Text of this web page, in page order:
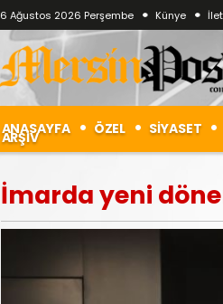
6 Ağustos 2026 Perşembe Künye
ANASAYFA ÖZEL SİYASET
ARŞİV
İmarda yeni